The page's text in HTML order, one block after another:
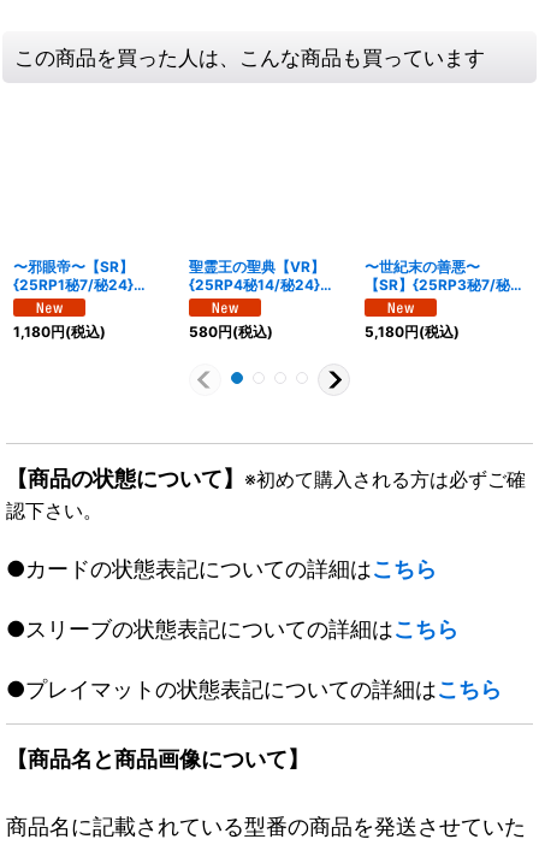
この商品を買った人は、こんな商品も買っています
〜邪眼帝〜【SR】
{25RP1秘7/秘24}
《多》
1,180円(税込)
聖霊王の聖典【VR】
{25RP4秘14/秘24}
《多》
580円(税込)
〜世紀末の善悪〜
【SR】{25RP3秘7/秘
24}《多》
5,180円(税込)
【商品の状態について】 ※初めて購入される方は必ずご確
認下さい。
●カードの状態表記についての詳細はこちら
●スリーブの状態表記についての詳細はこちら
●プレイマットの状態表記についての詳細はこちら
【商品名と商品画像について】
商品名に記載されている型番の商品を発送させていた